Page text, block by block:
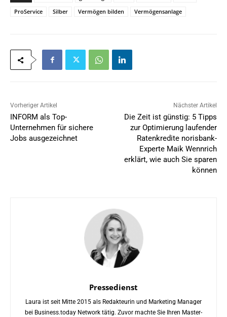
ProService
Silber Vermögen bilden Vermögensanlage
Vorheriger Artikel
INFORM als Top-
Unternehmen für sichere
Jobs ausgezeichnet
Nächster Artikel
Die Zeit ist günstig: 5 Tipps
zur Optimierung laufender
Ratenkredite norisbank-
Experte Maik Wennrich
erklärt, wie auch Sie sparen
können
Pressedienst
Laura ist seit Mitte 2015 als Redakteurin und Marketing Manager
bei Business.today Network tätig. Zuvor machte Sie Ihren Master-